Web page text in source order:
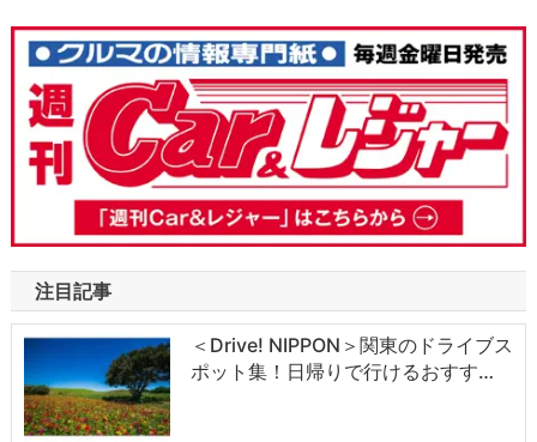
注目記事
＜Drive! NIPPON＞関東のドライブス
ポット集！日帰りで行けるおすす…